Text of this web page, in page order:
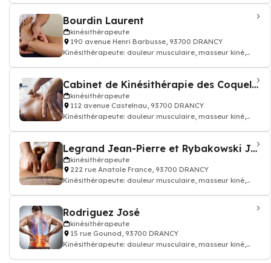
Bourdin Laurent
kinésithérapeute
190 avenue Henri Barbusse, 93700 DRANCY
Kinésithérapeute: douleur musculaire, masseur kiné,
Cabinet de Kinésithérapie des Coquelicots
kinésithérapeute
112 avenue Castelnau, 93700 DRANCY
Kinésithérapeute: douleur musculaire, masseur kiné,
Legrand Jean-Pierre et Rybakowski Jean
kinésithérapeute
222 rue Anatole France, 93700 DRANCY
Kinésithérapeute: douleur musculaire, masseur kiné,
Rodriguez José
kinésithérapeute
15 rue Gounod, 93700 DRANCY
Kinésithérapeute: douleur musculaire, masseur kiné,